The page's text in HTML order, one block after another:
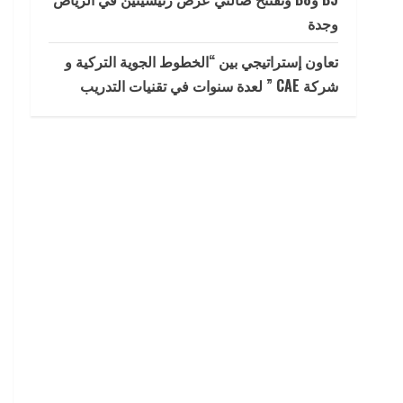
وجدة
تعاون إستراتيجي بين “الخطوط الجوية التركية و
شركة CAE ” لعدة سنوات في تقنيات التدريب